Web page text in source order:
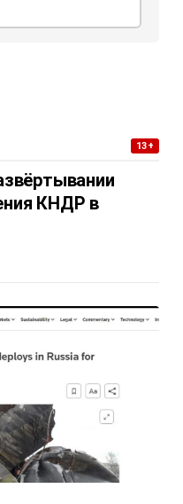
13+
КНДР в